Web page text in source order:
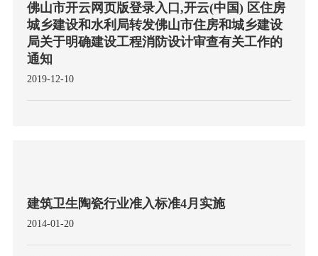
佛山市开云网页版登录入口,开云(中国) 区住房
城乡建设和水利局转发佛山市住房和城乡建设
局关于明确建设工程消防设计审查有关工作的
通知
2019-12-10
建筑卫生陶瓷行业准入标准4月实施
2014-01-20